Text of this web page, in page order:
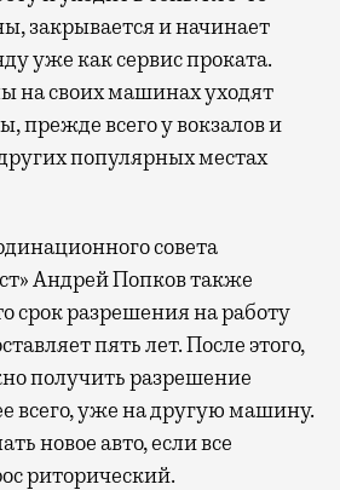
закрывается и начинает
уже как сервис проката.
на своих машинах уходят
прежде всего у вокзалов и
популярных местах
совета
Андрей Попков также
срок разрешения на работу
пять лет. После этого,
получить разрешение
всего, уже на другую машину.
новое авто, если все
риторический.